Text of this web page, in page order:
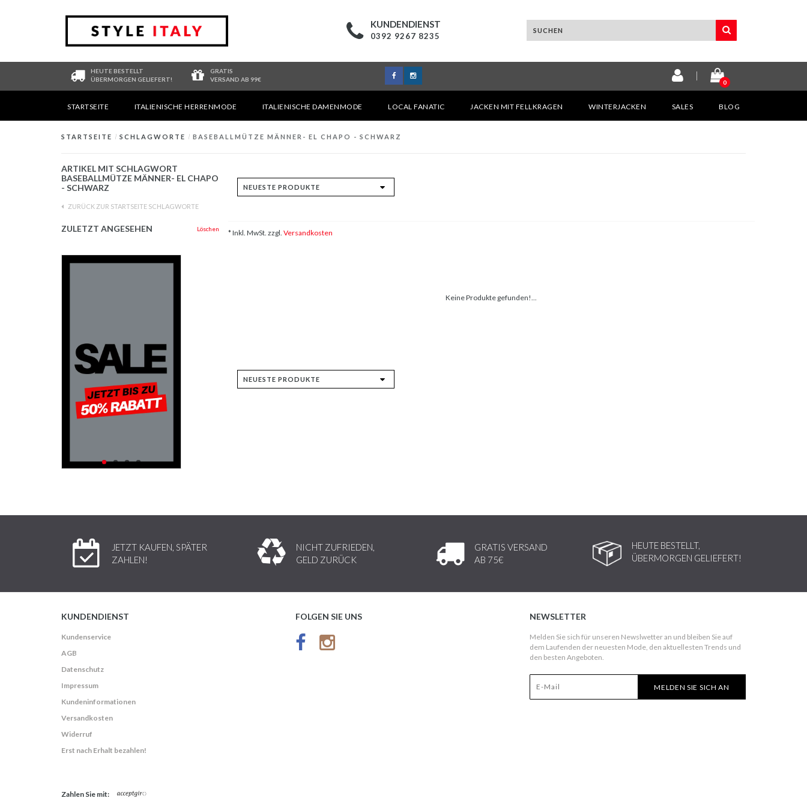
KUNDENDIENST
0392 9267 8235
HEUTE BESTELLT
ÜBERMORGEN GELIEFERT!
GRATIS
VERSAND AB 99€
0
STARTSEITE ITALIENISCHE HERRENMODE ITALIENISCHE DAMENMODE LOCAL FANATIC JACKEN MIT FELLKRAGEN WINTERJACKEN SALES BLOG
STARTSEITE / SCHLAGWORTE / BASEBALLMÜTZE MÄNNER- EL CHAPO - SCHWARZ
ARTIKEL MIT SCHLAGWORT
BASEBALLMÜTZE MÄNNER- EL CHAPO
- SCHWARZ
ZURÜCK ZUR STARTSEITE SCHLAGWORTE
ZULETZT ANGESEHEN Löschen * Inkl. MwSt. zzgl. Versandkosten
Keine Produkte gefunden!...
JETZT KAUFEN, SPÄTER
ZAHLEN!
NICHT ZUFRIEDEN,
GELD ZURÜCK
GRATIS VERSAND
AB 75€
HEUTE BESTELLT,
ÜBERMORGEN GELIEFERT!
KUNDENDIENST
Kundenservice
AGB
Datenschutz
Impressum
Kundeninformationen
Versandkosten
Widerruf
Erst nach Erhalt bezahlen!
FOLGEN SIE UNS NEWSLETTER
Melden Sie sich für unseren Newslwetter an und bleiben Sie auf
dem Laufenden der neuesten Mode, den aktuellesten Trends und
den besten Angeboten.
MELDEN SIE SICH AN
Zahlen Sie mit: